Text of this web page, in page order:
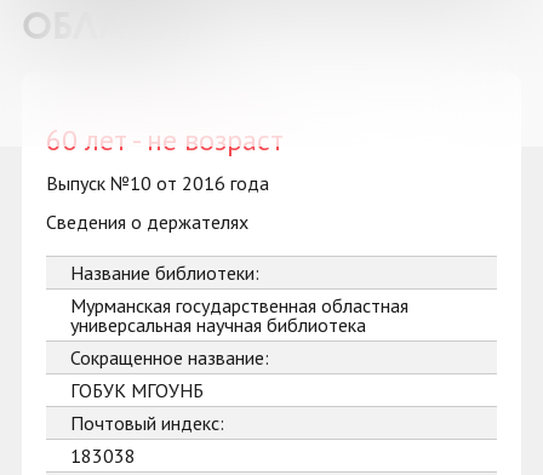
ОБЛАСТИ
60 лет - не возраст
Выпуск №10 от 2016 года
Сведения о держателях
Название библиотеки:
Мурманская государственная областная
универсальная научная библиотека
Сокращенное название:
ГОБУК МГОУНБ
Почтовый индекс:
183038